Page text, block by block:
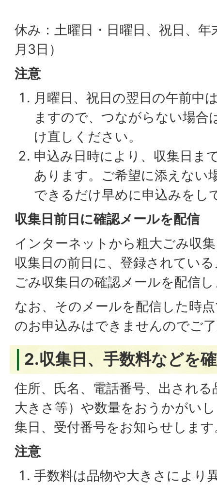
休み：土曜日・日曜日、祝日、年
月3日）
注意
月曜日、祝日の翌日の午前中
ますので、つながらない場合
け直しください。
申込み日時により、収集日ま
あります。ご希望に添えない
できるだけ早めに申込みをし
収集日前日に確認メールを配信
インターネットから粗大ごみ収
収集日の前日に、登録されてい
ごみ収集日の確認メールを配信
なお、そのメールを配信した時
のお申込みはできませんのでご
2.収集日、手数料などを
住所、氏名、電話番号、出され
大きさ等）や数量をおうかがい
集日、受付番号をお知らせします
注意
手数料は品物や大きさにより